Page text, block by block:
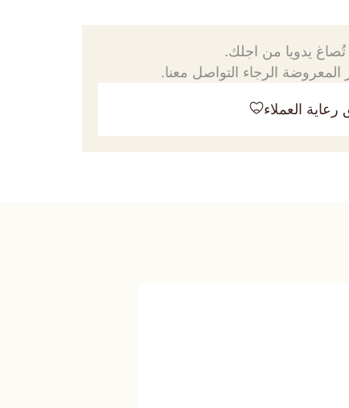
يدويا من اجلك.
الرجاء التواصل معنا.
رعاية العملاء